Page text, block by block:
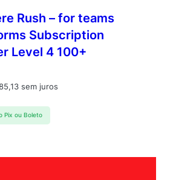
Rush – for teams
Subscription
Level 4 100+
sem juros
Pix ou Boleto